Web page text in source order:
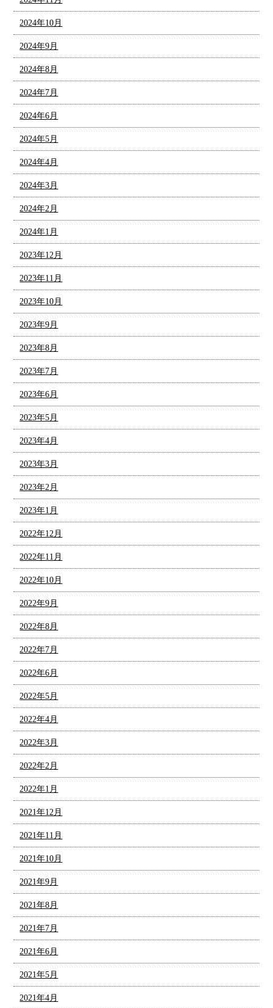
2024年10月
2024年9月
2024年8月
2024年7月
2024年6月
2024年5月
2024年4月
2024年3月
2024年2月
2024年1月
2023年12月
2023年11月
2023年10月
2023年9月
2023年8月
2023年7月
2023年6月
2023年5月
2023年4月
2023年3月
2023年2月
2023年1月
2022年12月
2022年11月
2022年10月
2022年9月
2022年8月
2022年7月
2022年6月
2022年5月
2022年4月
2022年3月
2022年2月
2022年1月
2021年12月
2021年11月
2021年10月
2021年9月
2021年8月
2021年7月
2021年6月
2021年5月
2021年4月